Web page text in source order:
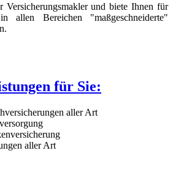
Versicherungsmakler und biete Ihnen für
allen Bereichen "maßgeschneiderte"
für Sie:
aller Art
aller Art